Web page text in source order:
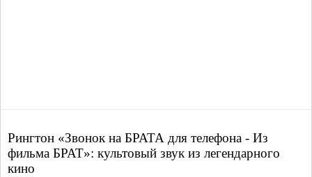
Рингтон «Звонок на БРАТА для телефона - Из
фильма БРАТ»: культовый звук из легендарного
кино